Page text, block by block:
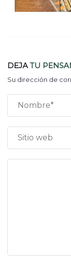
DEJATU
Su dirección de